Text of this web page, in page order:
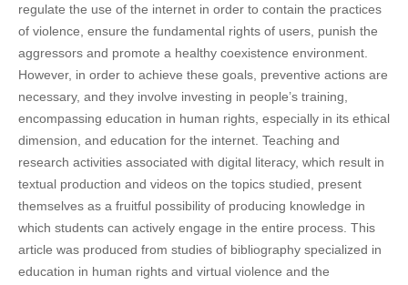
regulate the use of the internet in order to contain the practices
of violence, ensure the fundamental rights of users, punish the
aggressors and promote a healthy coexistence environment.
However, in order to achieve these goals, preventive actions are
necessary, and they involve investing in people’s training,
encompassing education in human rights, especially in its ethical
dimension, and education for the internet. Teaching and
research activities associated with digital literacy, which result in
textual production and videos on the topics studied, present
themselves as a fruitful possibility of producing knowledge in
which students can actively engage in the entire process. This
article was produced from studies of bibliography specialized in
education in human rights and virtual violence and the